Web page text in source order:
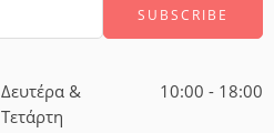
Δευτέρα &
Τετάρτη
10:00 - 18:00